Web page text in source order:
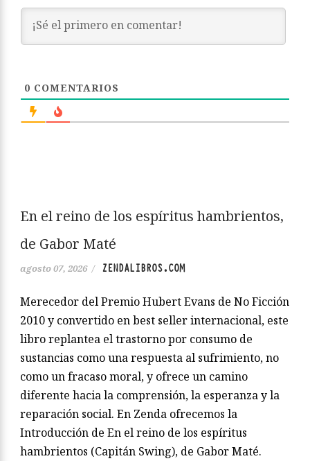
0 COMENTARIOS
En el reino de los espíritus hambrientos,
de Gabor Maté
agosto 07, 2026 / ZENDALIBROS.COM
Merecedor del Premio Hubert Evans de No Ficción
2010 y convertido en best seller internacional, este
libro replantea el trastorno por consumo de
sustancias como una respuesta al sufrimiento, no
como un fracaso moral, y ofrece un camino
diferente hacia la comprensión, la esperanza y la
reparación social. En Zenda ofrecemos la
Introducción de En el reino de los espíritus
hambrientos (Capitán Swing), de Gabor Maté.